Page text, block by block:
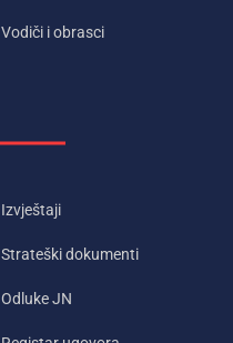
Vodiči i obrasci
Izvještaji
Strateški dokumenti
Odluke JN